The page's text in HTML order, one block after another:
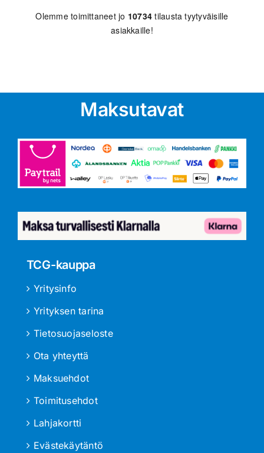
Olemme toimittaneet jo 10734 tilausta tyytyväisille
asiakkaille!
Maksutavat
TCG-kauppa
Yritysinfo
Yrityksen tarina
Tietosuojaseloste
Ota yhteyttä
Maksuehdot
Toimitusehdot
Lahjakortti
Evästekäytäntö